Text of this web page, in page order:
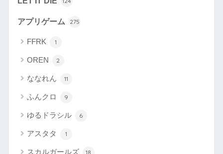
アプリゲーム 275
FFRK 1
OREN 2
ななれん 11
ふんクロ 9
ゆるドラシル 6
アスタタ 1
スカルガールズ 18